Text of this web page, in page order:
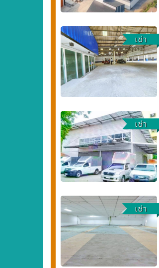
เช่า
เช่า
เช่า